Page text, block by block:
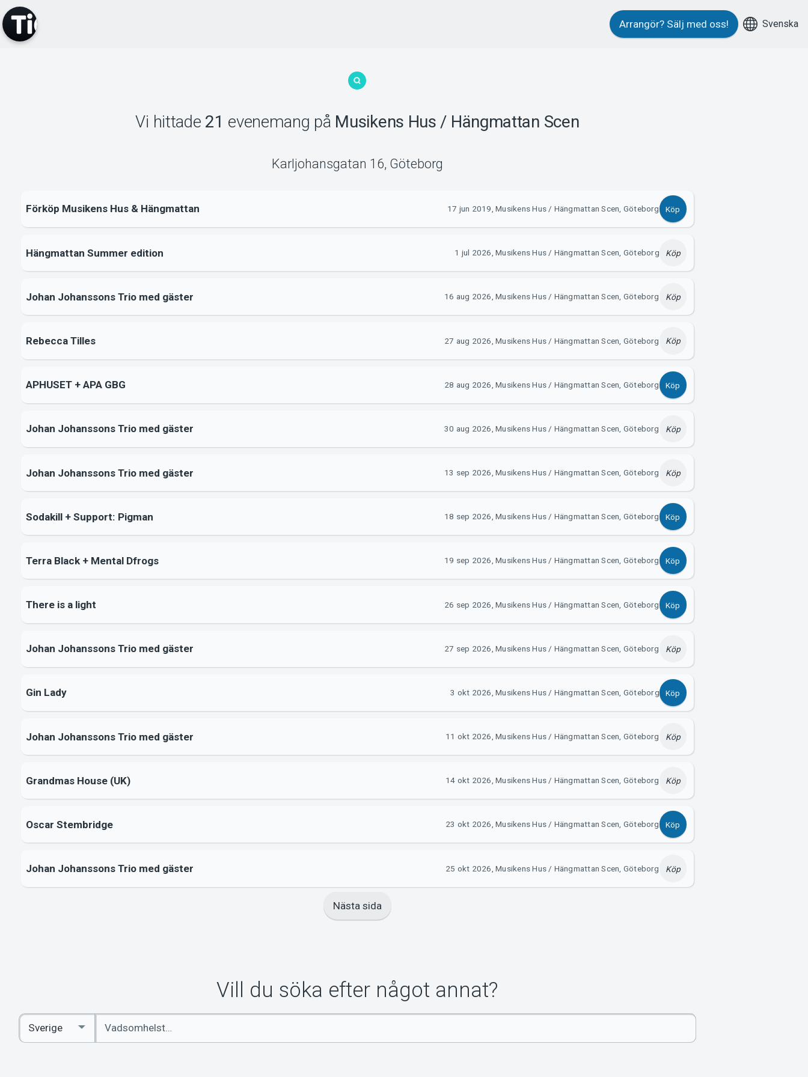
Arrangör? Sälj med oss! Svenska
Vi hittade 21 evenemang på Musikens Hus / Hängmattan Scen
Karljohansgatan 16, Göteborg
Förköp Musikens Hus & Hängmattan 17 jun 2019, Musikens Hus / Hängmattan Scen, Göteborg Köp
Hängmattan Summer edition 1 jul 2026, Musikens Hus / Hängmattan Scen, Göteborg Köp
Johan Johanssons Trio med gäster 16 aug 2026, Musikens Hus / Hängmattan Scen, Göteborg Köp
Rebecca Tilles 27 aug 2026, Musikens Hus / Hängmattan Scen, Göteborg Köp
APHUSET + APA GBG 28 aug 2026, Musikens Hus / Hängmattan Scen, Göteborg Köp
Johan Johanssons Trio med gäster 30 aug 2026, Musikens Hus / Hängmattan Scen, Göteborg Köp
Johan Johanssons Trio med gäster 13 sep 2026, Musikens Hus / Hängmattan Scen, Göteborg Köp
Sodakill + Support: Pigman 18 sep 2026, Musikens Hus / Hängmattan Scen, Göteborg Köp
Terra Black + Mental Dfrogs 19 sep 2026, Musikens Hus / Hängmattan Scen, Göteborg Köp
There is a light 26 sep 2026, Musikens Hus / Hängmattan Scen, Göteborg Köp
Johan Johanssons Trio med gäster 27 sep 2026, Musikens Hus / Hängmattan Scen, Göteborg Köp
Gin Lady 3 okt 2026, Musikens Hus / Hängmattan Scen, Göteborg Köp
Johan Johanssons Trio med gäster 11 okt 2026, Musikens Hus / Hängmattan Scen, Göteborg Köp
Grandmas House (UK) 14 okt 2026, Musikens Hus / Hängmattan Scen, Göteborg Köp
Oscar Stembridge 23 okt 2026, Musikens Hus / Hängmattan Scen, Göteborg Köp
Johan Johanssons Trio med gäster 25 okt 2026, Musikens Hus / Hängmattan Scen, Göteborg Köp
Nästa sida
Vill du söka efter något annat?
Ange
sökord
Select
Country